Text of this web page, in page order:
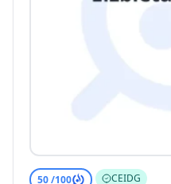
50 /100 CEIDG